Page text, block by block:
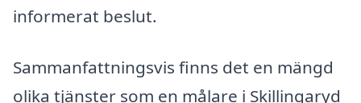
informerat beslut.
Sammanfattningsvis finns det en mängd
olika tjänster som en målare i Skillingaryd